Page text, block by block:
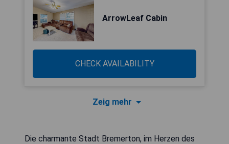
ArrowLeaf Cabin
CHECK AVAILABILITY
Zeig mehr
Die charmante Stadt Bremerton, im Herzen des